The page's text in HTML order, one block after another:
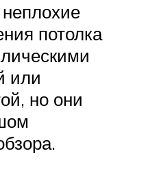
потолка
или
но они